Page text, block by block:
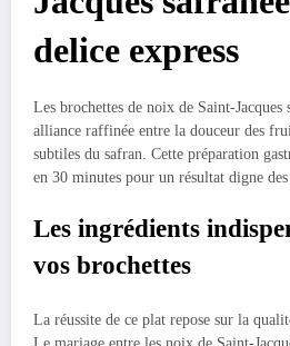
delice express
Les brochettes de noix de Saint-Jacques
alliance raffinée entre la douceur des
subtiles du safran. Cette préparation
en 30 minutes pour un résultat digne des
Les ingrédients
vos brochettes
La réussite de ce plat repose sur la